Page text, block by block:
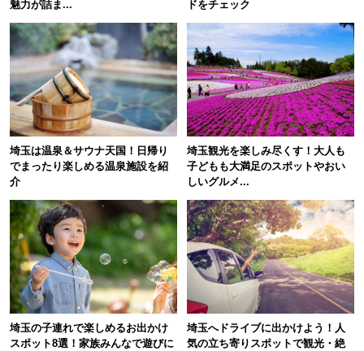
魅力が詰ま...
ドをチェック
埼玉は温泉＆サウナ天国！日帰り
でまったり楽しめる温泉施設を紹
介
埼玉観光を楽しみ尽くす！大人も
子どもも大満足のスポットやおい
しいグルメ...
埼玉の子連れで楽しめるお出かけ
スポット8選！家族みんなで遊びに
埼玉へドライブに出かけよう！人
気の立ち寄りスポットで観光・絶